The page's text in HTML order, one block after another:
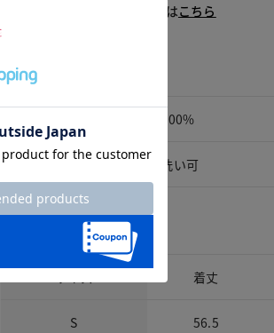
商品についてのお問い合わせはこちら
素材
綿100%
洗濯表示 手洗い可
着丈
S 56.5